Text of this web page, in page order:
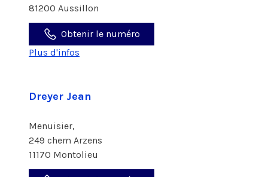
81200 Aussillon
Obtenir le numéro
Plus d'infos
Dreyer Jean
Menuisier,
249 chem Arzens
11170 Montolieu